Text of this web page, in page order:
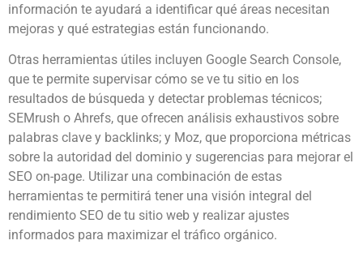
información te ayudará a identificar qué áreas necesitan
mejoras y qué estrategias están funcionando.
Otras herramientas útiles incluyen Google Search Console,
que te permite supervisar cómo se ve tu sitio en los
resultados de búsqueda y detectar problemas técnicos;
SEMrush o Ahrefs, que ofrecen análisis exhaustivos sobre
palabras clave y backlinks; y Moz, que proporciona métricas
sobre la autoridad del dominio y sugerencias para mejorar el
SEO on-page. Utilizar una combinación de estas
herramientas te permitirá tener una visión integral del
rendimiento SEO de tu sitio web y realizar ajustes
informados para maximizar el tráfico orgánico.